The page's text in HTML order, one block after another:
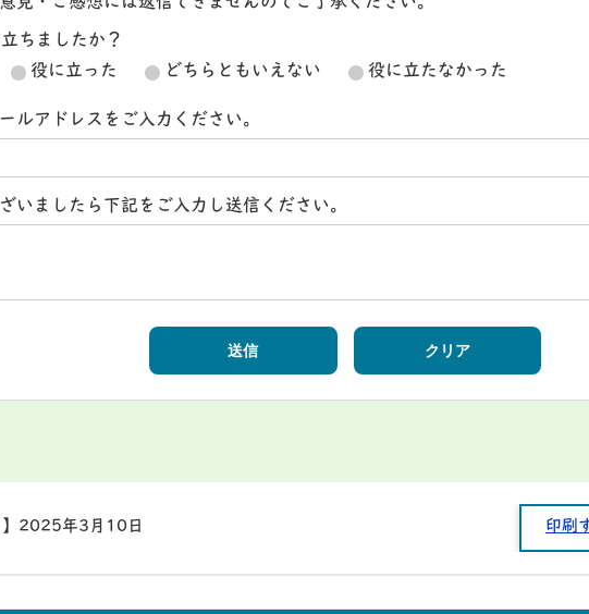
ちましたか？
役に立った どちらともいえない 役に立たなかった
ルアドレスをご入力ください。
いましたら下記をご入力し送信ください。
2025年3月10日 印刷